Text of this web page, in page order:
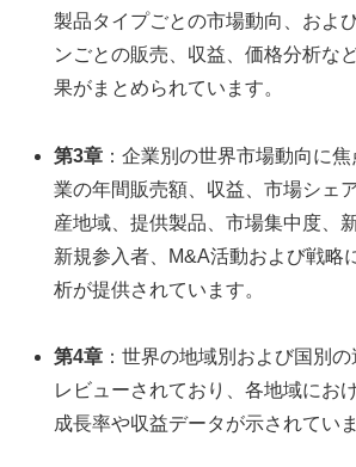
製品タイプごとの市場動向、およ
ンごとの販売、収益、価格分析な
果がまとめられています。
第3章 ：企業別の世界市場動向に
業の年間販売額、収益、市場シェ
産地域、提供製品、市場集中度、
新規参入者、M&A活動および戦略
析が提供されています。
第4章 ：世界の地域別および国別
レビューされており、各地域にお
成長率や収益データが示されていま